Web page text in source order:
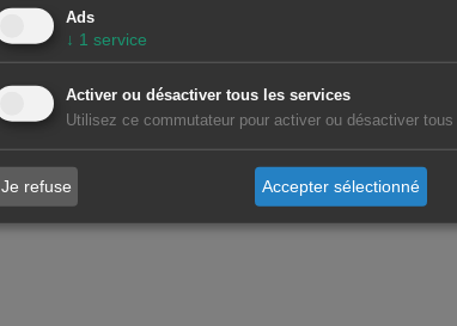
Ads
↓ 1 service
Activer ou désactiver tous les services
Utilisez ce commutateur pour activer ou désactiver
Je refuse Accepter sélectionné